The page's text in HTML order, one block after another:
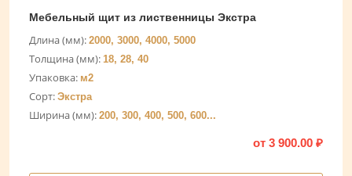
Мебельный щит из лиственницы Экстра
Длина (мм): 2000, 3000, 4000, 5000
Толщина (мм): 18, 28, 40
Упаковка: м2
Сорт: Экстра
Ширина (мм): 200, 300, 400, 500, 600...
от 3 900.00 ₽